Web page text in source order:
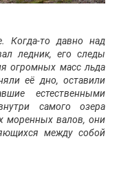
Когда-то давно над
ледник, его следы
огромных масс льда
её дно, оставили
естественными
самого озера
моренных валов, они
между собой